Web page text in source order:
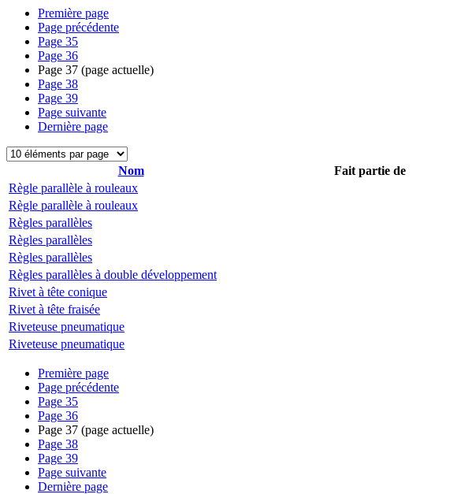
Première page
Page précédente
Page 35
Page 36
Page 37 (page actuelle)
Page 38
Page 39
Page suivante
Dernière page
Nom Fait partie de
Règle parallèle à rouleaux
Règle parallèle à rouleaux
Règles parallèles
Règles parallèles
Règles parallèles
Règles parallèles à double développement
Rivet à tête conique
Rivet à tête fraisée
Riveteuse pneumatique
Riveteuse pneumatique
Première page
Page précédente
Page 35
Page 36
Page 37 (page actuelle)
Page 38
Page 39
Page suivante
Dernière page